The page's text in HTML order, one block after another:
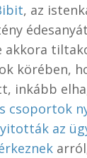
, az
akkora
körében,
inkább
csoportok
az